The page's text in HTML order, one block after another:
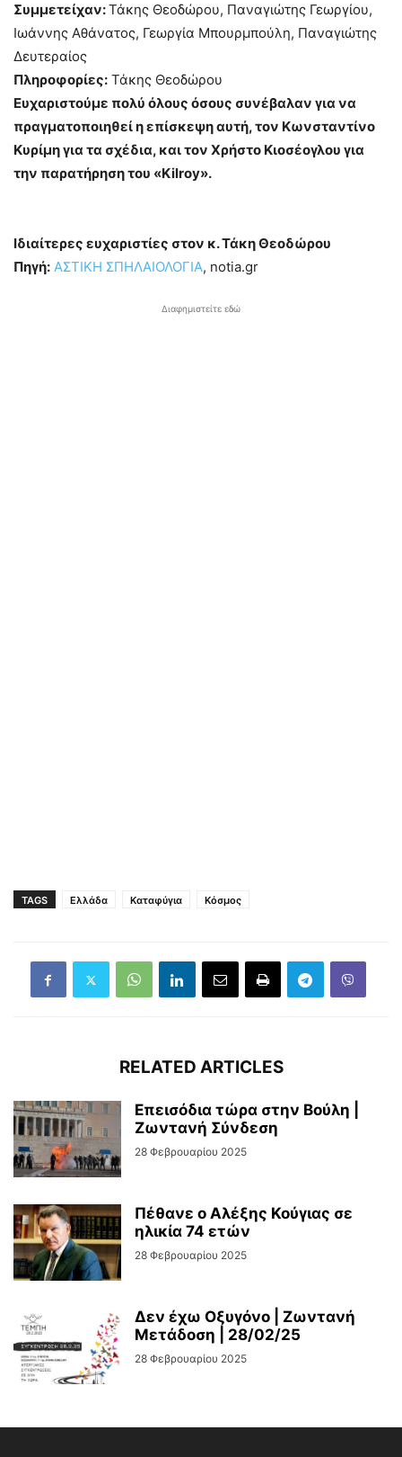
Συμμετείχαν:Τάκης Θεοδώρου, Παναγιώτης Γεωργίου,
Ιωάννης Αθάνατος, Γεωργία Μπουρμπούλη, Παναγιώτης
Δευτεραίος
Πληροφορίες: Τάκης Θεοδώρου
Ευχαριστούμε πολύ όλους όσους συνέβαλαν για να
πραγματοποιηθεί η επίσκεψη αυτή, τον Κωνσταντίνο
Κυρίμη για τα σχέδια, και τον Χρήστο Κιοσέογλου για
την παρατήρηση του «Kilroy».
Ιδιαίτερες ευχαριστίες στον κ. Τάκη Θεοδώρου
Πηγή: ΑΣΤΙΚΗ ΣΠΗΛΑΙΟΛΟΓΙΑ, notia.gr
Διαφημιστείτε εδώ
TAGS Ελλάδα Καταφύγια Κόσμος
RELATED ARTICLES
Επεισόδια τώρα στην Βούλη |
Ζωντανή Σύνδεση
28 Φεβρουαρίου 2025
Πέθανε ο Αλέξης Κούγιας σε
ηλικία 74 ετών
28 Φεβρουαρίου 2025
Δεν έχω Οξυγόνο | Ζωντανή
Μετάδοση | 28/02/25
28 Φεβρουαρίου 2025